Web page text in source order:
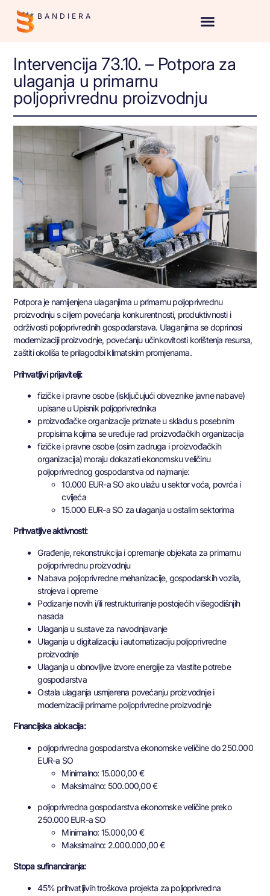
BANDIERA
Intervencija 73.10. – Potpora za
ulaganja u primarnu
poljoprivrednu proizvodnju
Potpora je namijenjena ulaganjima u primarnu poljoprivrednu
proizvodnju s ciljem povećanja konkurentnosti, produktivnosti i
održivosti poljoprivrednih gospodarstava. Ulaganjima se doprinosi
modernizaciji proizvodnje, povećanju učinkovitosti korištenja resursa,
zaštiti okoliša te prilagodbi klimatskim promjenama.
Prihvatljivi prijavitelji:
fizičke i pravne osobe (isključujući obveznike javne nabave)
upisane u Upisnik poljoprivrednika
proizvođačke organizacije priznate u skladu s posebnim
propisima kojima se uređuje rad proizvođačkih organizacija
fizičke i pravne osobe (osim zadruga i proizvođačkih
organizacija) moraju dokazati ekonomsku veličinu
poljoprivrednog gospodarstva od najmanje:
10.000 EUR-a SO ako ulažu u sektor voća, povrća i
cvijeća
15.000 EUR-a SO za ulaganja u ostalim sektorima
Prihvatljive aktivnosti:
Građenje, rekonstrukcija i opremanje objekata za primarnu
poljoprivrednu proizvodnju
Nabava poljoprivredne mehanizacije, gospodarskih vozila,
strojeva i opreme
Podizanje novih i/ili restrukturiranje postojećih višegodišnjih
nasada
Ulaganja u sustave za navodnjavanje
Ulaganja u digitalizaciju i automatizaciju poljoprivredne
proizvodnje
Ulaganja u obnovljive izvore energije za vlastite potrebe
gospodarstva
Ostala ulaganja usmjerena povećanju proizvodnje i
modernizaciji primarne poljoprivredne proizvodnje
Financijska alokacija:
poljoprivredna gospodarstva ekonomske veličine do 250.000
EUR-a SO
Minimalno: 15.000,00 €
Maksimalno: 500.000,00 €
poljoprivredna gospodarstva ekonomske veličine preko
250.000 EUR-a SO
Minimalno: 15.000,00 €
Maksimalno: 2.000.000,00 €
Stopa sufinanciranja:
45% prihvatljivih troškova projekta za poljoprivredna